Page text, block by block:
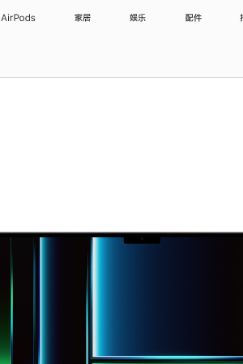
AirPods 家居 娱乐 配件